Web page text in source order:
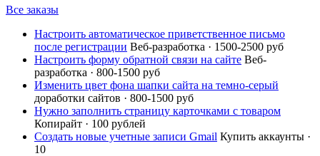
Все заказы
Настроить автоматическое приветственное письмо
после регистрации Веб-разработка · 1500-2500 руб
Настроить форму обратной связи на сайте Веб-
разработка · 800-1500 руб
Изменить цвет фона шапки сайта на темно-серый
доработки сайтов · 800-1500 руб
Нужно заполнить страницу карточками с товаром
Копирайт · 100 рублей
Создать новые учетные записи Gmail Купить аккаунты ·
10